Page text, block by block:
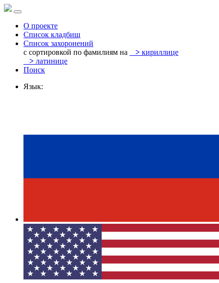
О проекте
Список кладбищ
Список захоронений
с сортировкой по фамилиям на
> кириллице
> латинице
Поиск
Язык: